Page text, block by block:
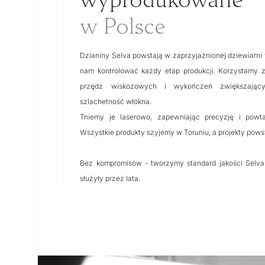
w Polsce
Dzianiny Selva powstają w zaprzyjaźnionej dziewiarni
nam kontrolować każdy etap produkcji. Korzystamy
przędz wiskozowych i wykończeń
szlachetność włókna.
Tniemy je laserowo, zapewniając precyzję i
Wszystkie produkty szyjemy w Toruniu, a projekty
Bez kompromisów - tworzymy standard jakości
służyły przez lata.